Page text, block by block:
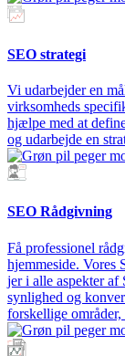
SEO strategi
Vi udarbejder en
virksomheds
hjælpe med at
og udarbejde en
SEO Rådgivning
Få professionel
hjemmeside. Vores
jer i alle aspekter af
synlighed og
forskellige